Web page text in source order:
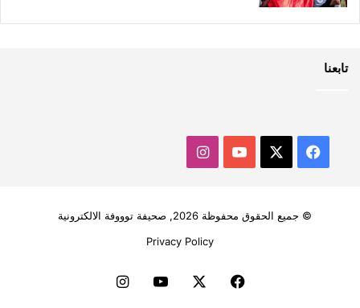
تابعنا
فيسبوك ‫YouTubeانستقرام
© جميع الحقوق محفوظة 2026, صحيفة توووفة الالكترونية
Privacy Policy
فيسبوك ‫YouTubeانستقرام